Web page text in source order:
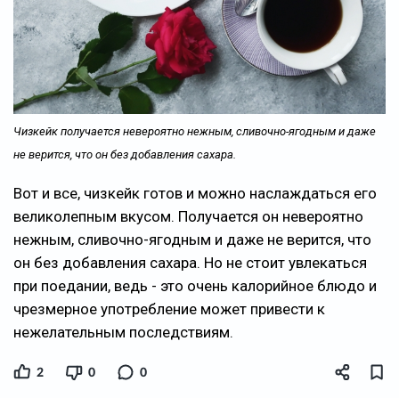
Чизкейк получается невероятно нежным, сливочно-ягодным и даже
не верится, что он без добавления сахара.
Вот и все, чизкейк готов и можно наслаждаться его
великолепным вкусом. Получается он невероятно
нежным, сливочно-ягодным и даже не верится, что
он без добавления сахара. Но не стоит увлекаться
при поедании, ведь - это очень калорийное блюдо и
чрезмерное употребление может привести к
нежелательным последствиям.
2 0 0